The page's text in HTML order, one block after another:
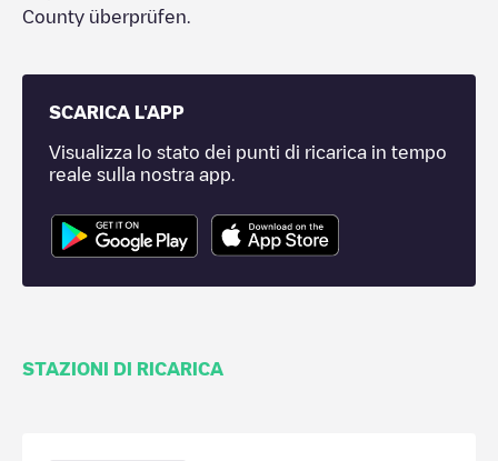
County überprüfen.
SCARICA L'APP
Visualizza lo stato dei punti di ricarica in tempo
reale sulla nostra app.
STAZIONI DI RICARICA